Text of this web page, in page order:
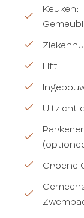
Keuken:
Lift
Uitzicht
Groene